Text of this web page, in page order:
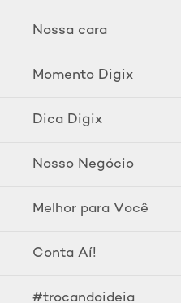
Nossa cara
Momento Digix
Dica Digix
Nosso Negócio
Melhor para Você
Conta Aí!
#trocandoideia